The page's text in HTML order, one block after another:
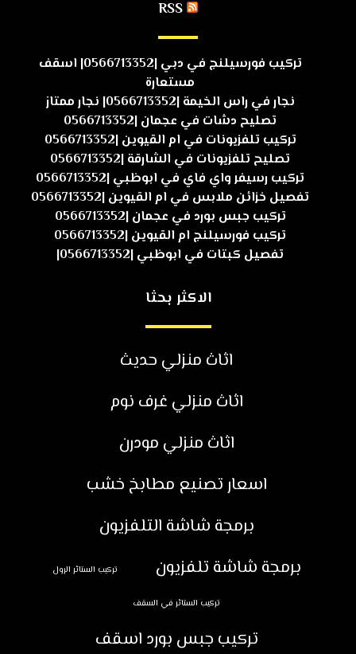
RSS
تركيب فورسيلنج في دبي |0566713352| اسقف
مستعارة
نجار في راس الخيمة |0566713352| نجار ممتاز
تصليح دشات في عجمان |0566713352
تركيب تلفزيونات في ام القيوين |0566713352
تصليح تلفزيونات في الشارقة |0566713352
تركيب رسيفر واي فاي في ابوظبي |0566713352
تفصيل خزائن ملابس في ام القيوين |0566713352
تركيب جبس بورد في عجمان |0566713352
تركيب فورسيلنج ام القيوين |0566713352
تفصيل كبتات في ابوظبي |0566713352|
الاكثر بحثا
اثاث منزلي حديث
اثاث منزلي غرف نوم
اثاث منزلي مودرن
اسعار تصنيع مطابخ خشب
برمجة شاشة التلفزيون
برمجة شاشة تلفزيون
تركيب الستائر الرول
تركيب الستائر في السقف
تركيب جبس بورد اسقف